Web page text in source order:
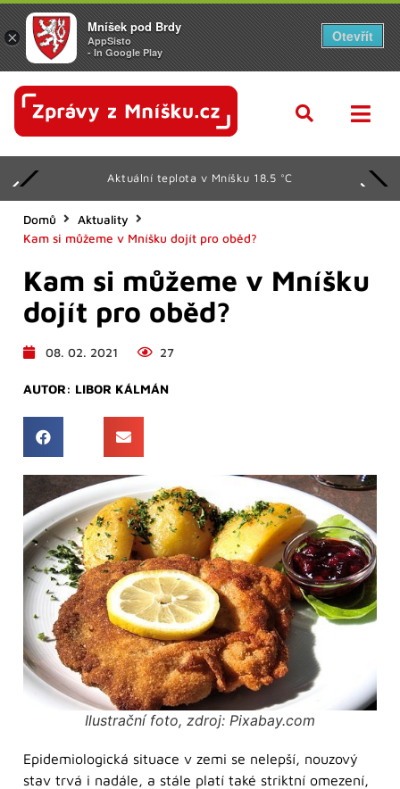
Aktuální teplota v Mníšku 18.5 °C
Domů
Aktuality
Kam si můžeme v Mníšku dojít pro oběd?
Kam si můžeme v Mníšku
dojít pro oběd?
08. 02. 2021 27
AUTOR: LIBOR KÁLMÁN
Ilustrační foto, zdroj: Pixabay.com
Epidemiologická situace v zemi se nelepší, nouzový
stav trvá i nadále, a stále platí také striktní omezení,
×
Mníšek pod Brdy
AppSisto
- In Google Play
Otevřít